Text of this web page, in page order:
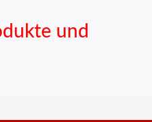
und